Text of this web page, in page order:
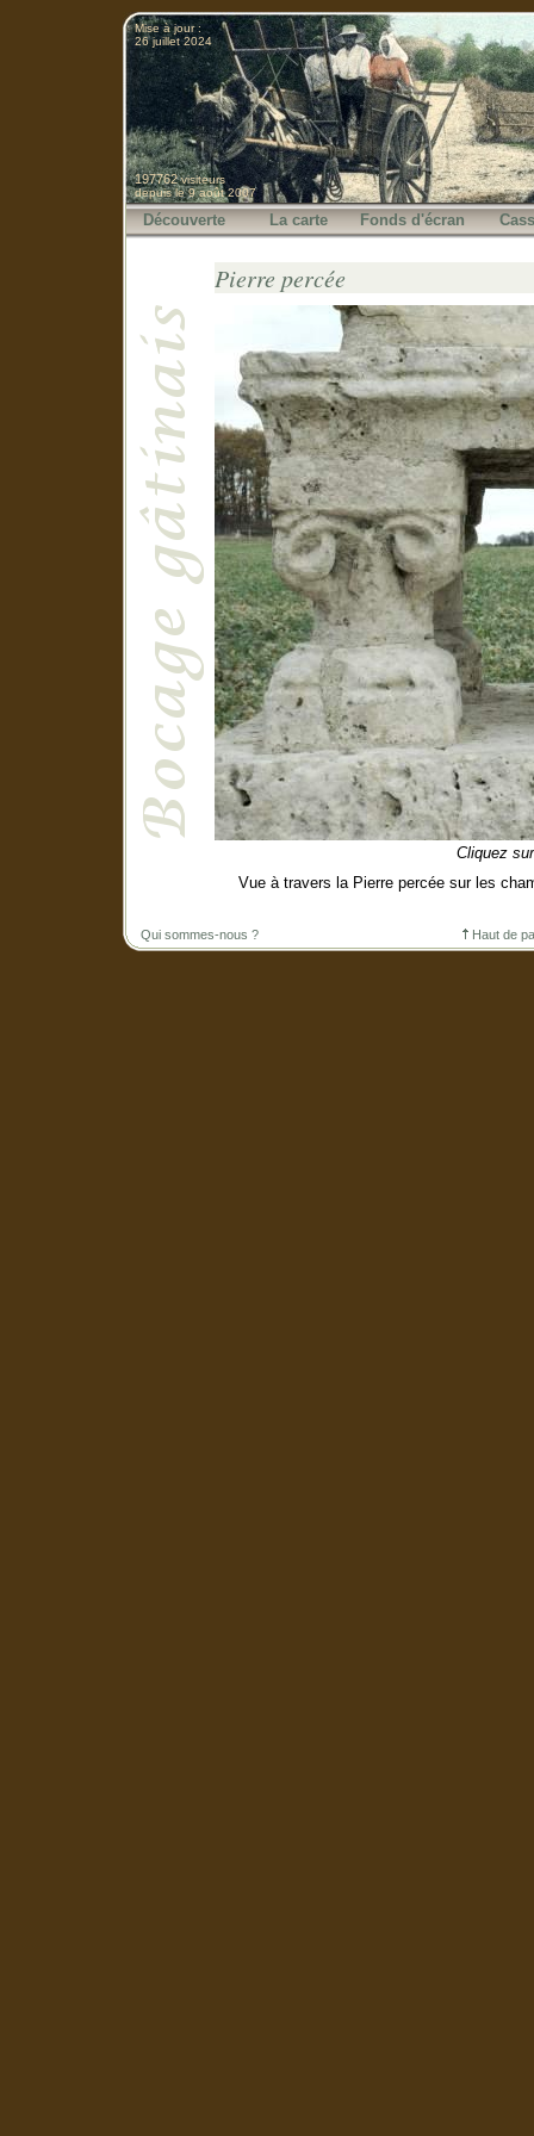
Mise à jour :
26 juillet 2024
197762visiteurs
depuis le 9 août 2007
Découverte La carte Fonds d'écran
Pierre percée
Cliquez
Vue à travers la Pierre percée sur les
Qui sommes-nous ? Haut de